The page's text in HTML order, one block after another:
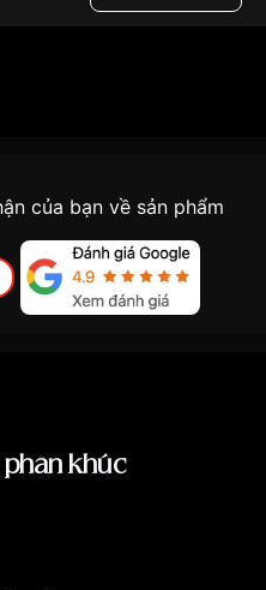
của bạn về sản phẩm
khúc